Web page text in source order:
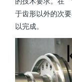
于齿形以外的次
以完成。